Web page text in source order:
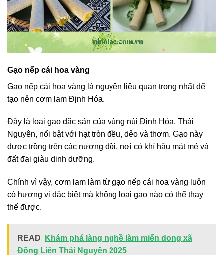
Gạo nếp cái hoa vàng
Gạo nếp cái hoa vàng là nguyên liệu quan trọng nhất để
tạo nên cơm lam Định Hóa.
Đây là loại gạo đặc sản của vùng núi Định Hóa, Thái
Nguyên, nổi bật với hạt tròn đều, dẻo và thơm. Gạo này
được trồng trên các nương đồi, nơi có khí hậu mát mẻ và
đất đai giàu dinh dưỡng.
Chính vì vậy, cơm lam làm từ gạo nếp cái hoa vàng luôn
có hương vị đặc biệt mà không loại gạo nào có thể thay
thế được.
READ
Khám phá làng nghề làm miến dong xã
Đồng Liên Thái Nguyên 2025